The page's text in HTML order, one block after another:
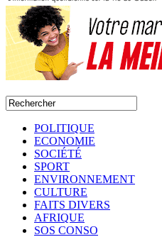
POLITIQUE
ECONOMIE
SOCIÉTÉ
SPORT
ENVIRONNEMENT
CULTURE
FAITS DIVERS
AFRIQUE
SOS CONSO